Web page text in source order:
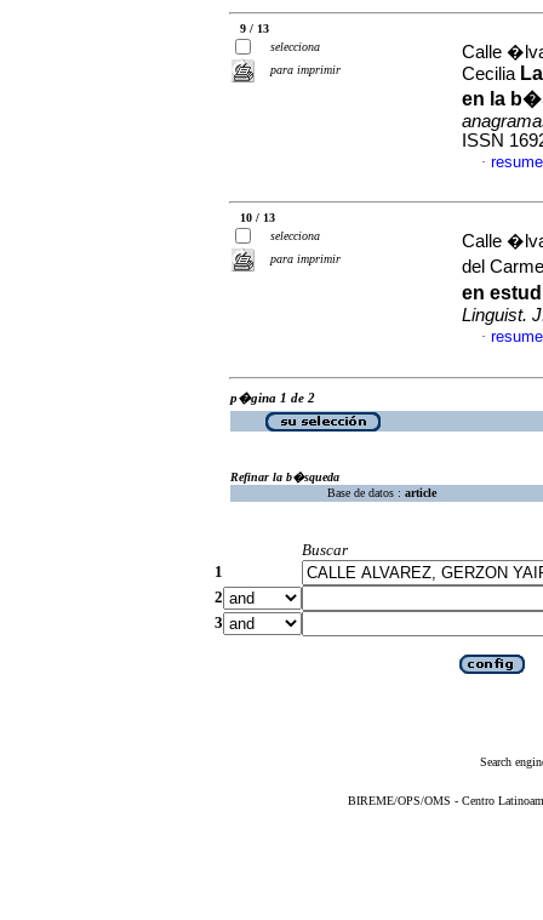
9 / 13
selecciona
para imprimir
Calle
Cecilia
en la
ISSN
·
10 / 13
selecciona
para imprimir
Calle
del
en
Linguist.
·
p�gina 1 de 2
Refinar la b�squeda
Base de datos : article
Buscar
1
2
3
Search
BIREME/OPS/OMS - Centro